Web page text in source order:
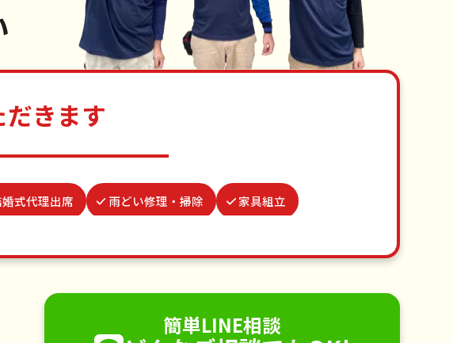
きます
式代理出席 雨どい修理・掃除 家具組立
植木の伐採
簡単LINE相談